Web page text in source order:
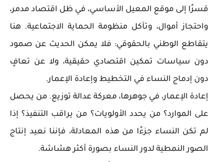
قسرًا إلى موقع المعيل الأساسي، في ظل اقتصاد مدمر،
واحتجاز أموال، وتآكل منظومة الحماية الاجتماعية. هنا
يتقاطع الوطني بالحقوقي: فلا يمكن الحديث عن صمود
دون سياسات تمكين اقتصادي حقيقية، ولا عن تعافٍ
دون إدماج النساء في التخطيط وإعادة الإعمار.
إعادة الإعمار، في جوهرها، معركة عدالة توزيع. من يحصل
على الموارد؟ من يحدد الأولويات؟ من يراقب التنفيذ؟ إذا
لم تكن النساء جزءًا من هذه المعادلة، فإننا نعيد إنتاج
الصور النمطية لدور النساء بصورة أكثر هشاشة.